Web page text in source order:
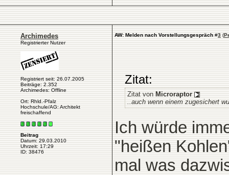
Archimedes
Registrierter Nutzer
Registriert seit: 26.07.2005
Beiträge: 2.352
Archimedes: Offline
Ort: Rhld.-Pfalz
Hochschule/AG: Architekt
freischaffend
Beitrag
Datum: 29.03.2010
Uhrzeit: 17:29
ID: 38476
AW: Melden nach Vorstellungsgespräch #3 (
Zitat:
Zitat von Microraptor
..auch wenn einem zugesichert
Ich würde
"heißen
mal was